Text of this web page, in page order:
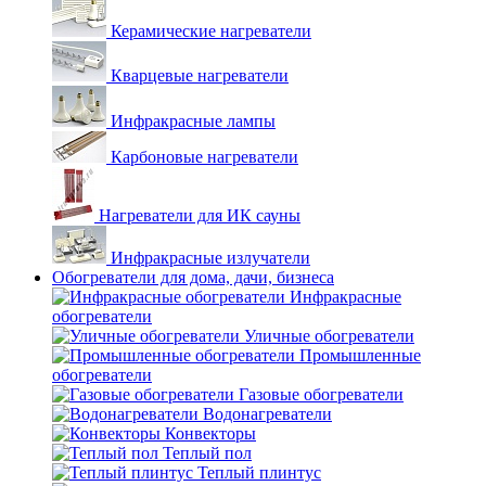
Керамические нагреватели
Кварцевые нагреватели
Инфракрасные лампы
Карбоновые нагреватели
Нагреватели для ИК сауны
Инфракрасные излучатели
Обогреватели для дома, дачи, бизнеса
Инфракрасные
обогреватели
Уличные обогреватели
Промышленные
обогреватели
Газовые обогреватели
Водонагреватели
Конвекторы
Теплый пол
Теплый плинтус